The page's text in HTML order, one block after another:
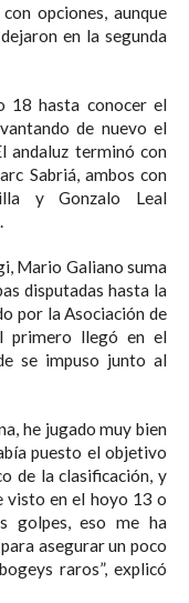
opciones, aunque
en la segunda
18 hasta conocer el
de nuevo el
andaluz terminó con
Sabriá, ambos con
y Gonzalo Leal
Mario Galiano suma
disputadas hasta la
por la Asociación de
primero llegó en el
se impuso junto al
he jugado muy bien
puesto el objetivo
de la clasificación, y
visto en el hoyo 13 o
golpes, eso me ha
asegurar un poco
raros”, explicó